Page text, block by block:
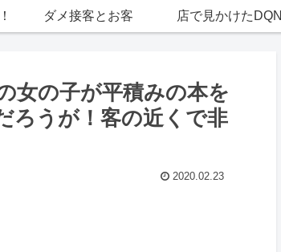
ダメ接客とお客 店で見かけたDQN
女の子が平積みの本を
ろうが！客の近くで非
2020.02.23